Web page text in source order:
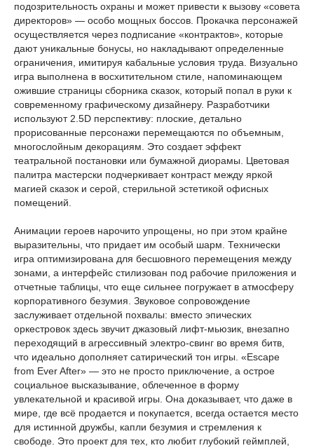
подозрительность охраны и может привести к вызову «совета
директоров» — особо мощных боссов. Прокачка персонажей
осуществляется через подписание «контрактов», которые
дают уникальные бонусы, но накладывают определенные
ограничения, имитируя кабальные условия труда. Визуально
игра выполнена в восхитительном стиле, напоминающем
ожившие страницы сборника сказок, который попал в руки к
современному графическому дизайнеру. Разработчики
используют 2.5D перспективу: плоские, детально
прорисованные персонажи перемещаются по объемным,
многослойным декорациям. Это создает эффект
театральной постановки или бумажной диорамы. Цветовая
палитра мастерски подчеркивает контраст между яркой
магией сказок и серой, стерильной эстетикой офисных
помещений.
Анимации героев нарочито упрощены, но при этом крайне
выразительны, что придает им особый шарм. Технически
игра оптимизирована для бесшовного перемещения между
зонами, а интерфейс стилизован под рабочие приложения и
отчетные таблицы, что еще сильнее погружает в атмосферу
корпоративного безумия. Звуковое сопровождение
заслуживает отдельной похвалы: вместо эпических
оркестровок здесь звучит джазовый лифт-мьюзик, внезапно
переходящий в агрессивный электро-свинг во время битв,
что идеально дополняет сатирический тон игры. «Escape
from Ever After» — это не просто приключение, а острое
социальное высказывание, облеченное в форму
увлекательной и красивой игры. Она доказывает, что даже в
мире, где всё продается и покупается, всегда остается место
для истинной дружбы, капли безумия и стремления к
свободе. Это проект для тех, кто любит глубокий геймплей,